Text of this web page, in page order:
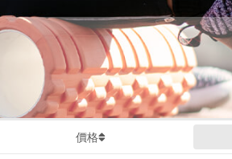
價格